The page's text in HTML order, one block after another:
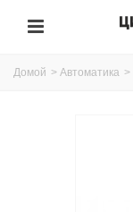
Домой > Автоматика >